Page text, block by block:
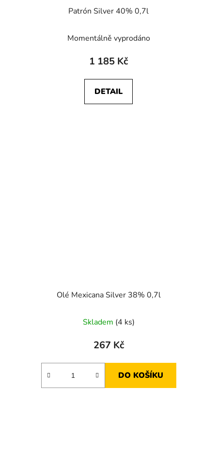
Patrón Silver 40% 0,7l
Momentálně vyprodáno
1 185 Kč
DETAIL
Olé Mexicana Silver 38% 0,7l
Skladem (4 ks)
267 Kč
DO KOŠÍKU